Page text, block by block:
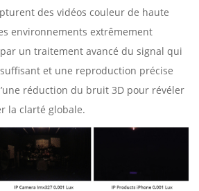
des vidéos couleur de haute
environnements extrêmement
un traitement avancé du signal qui
et une reproduction précise
réduction du bruit 3D pour révéler
la clarté globale.